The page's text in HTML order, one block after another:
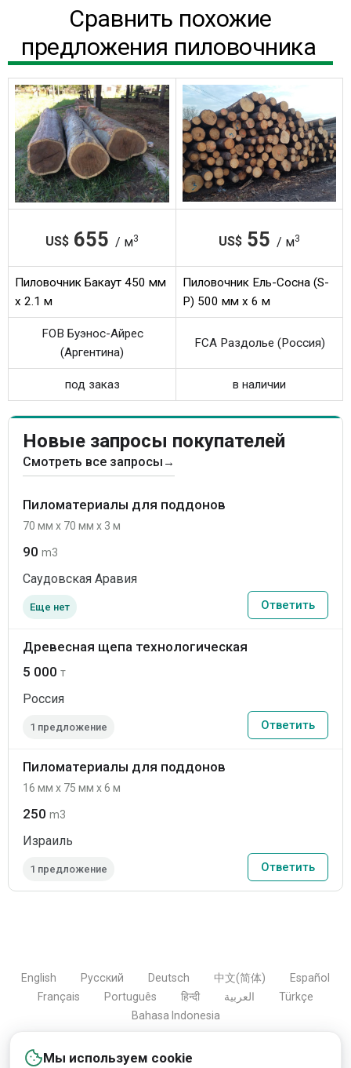
Сравнить похожие
предложения пиловочника
US$ 655 / м3 US$ 55 / м3
Пиловочник Бакаут 450 мм
x 2.1 м
Пиловочник Ель-Сосна (S-
P) 500 мм x 6 м
FOB Буэнос-Айрес
(Аргентина)
FCA Раздолье (Россия)
под заказ в наличии
Новые запросы покупателей
Смотреть все запросы →
Пиломатериалы для поддонов
70 мм x 70 мм x 3 м
90 m3
Саудовская Аравия
Еще нет Ответить
Древесная щепа технологическая
5 000 т
Россия
1 предложение Ответить
Пиломатериалы для поддонов
16 мм x 75 мм x 6 м
250 m3
Израиль
1 предложение Ответить
Мы используем cookie
English Русский Deutsch 中文(简体)
Español
Français
Português हिन्दी العربية
Türkçe
Bahasa Indonesia